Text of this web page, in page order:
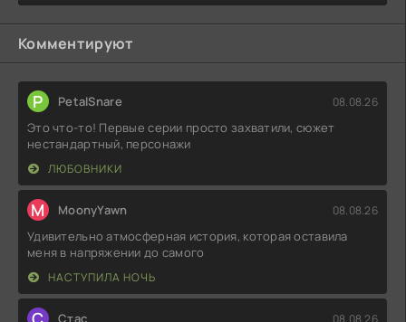
Комментируют
P PetalSnare 08.08.26
Это что-то! Первые серии просто захватили, сюжет
нестандартный, персонажи
ЛЮБОВНИКИ
M MoonyYawn 08.08.26
Удивительно атмосферная история, которая оставила
меня в напряжении до самого
НАСТУПИЛА НОЧЬ
Стас 08.08.26